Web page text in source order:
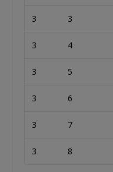
3 3
3 4
3 5
3 6
3 7
3 8